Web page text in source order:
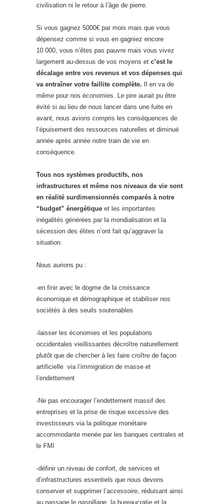
civilisation ni le retour à l’âge de pierre.
Si vous gagnez 5000€ par mois mais que vous
dépensez comme si vous en gagniez encore
10 000, vous n’êtes pas pauvre mais vous vivez
largement au-dessus de vos moyens et c’est le
décalage entre vos revenus et vos dépenses qui
va entraîner votre faillite complète. Il en va de
même pour nos économies. Le pire aurait pu être
évité si au lieu de nous lancer dans une fuite en
avant, nous avions compris les conséquences de
l’épuisement des ressources naturelles et diminué
année après année notre train de vie en
conséquence.
Tous nos systèmes productifs, nos
infrastructures et même nos niveaux de vie sont
en réalité surdimensionnés comparés à notre
“budget” énergétique et les importantes
inégalités générées par la mondialisation et la
sécession des élites n’ont fait qu’aggraver la
situation.
Nous aurions pu :
-en finir avec le dogme de la croissance
économique et démographique et stabiliser nos
sociétés à des seuils soutenables
-laisser les économies et les populations
occidentales vieillissantes décroître naturellement
plutôt que de chercher à les faire croître de façon
artificielle via l’immigration de masse et
l’endettement
-Ne pas encourager l’endettement massif des
entreprises et la prise de risque excessive des
investisseurs via la politique monétaire
accommodante menée par les banques centrales et
le FMI
-définir un niveau de confort, de services et
d’infrastructures essentiels que nous devons
conserver et supprimer l’accessoire, réduisant ainsi
au passage le gaspillage, la bureaucratie et la